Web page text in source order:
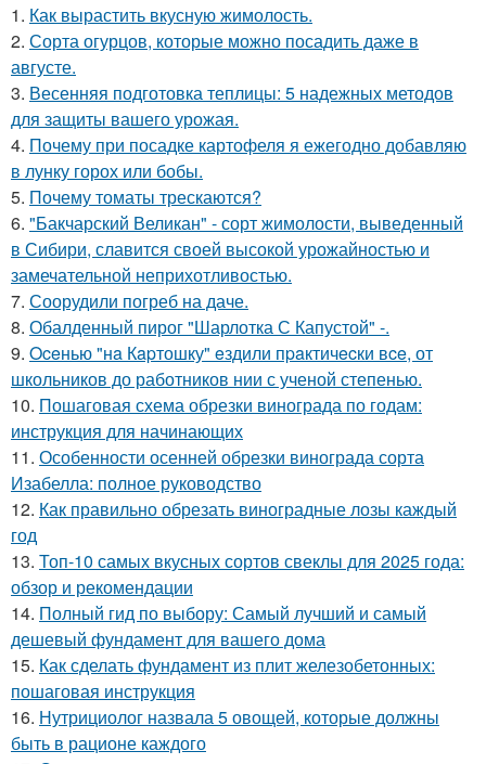
1. Как вырастить вкусную жимолость.
2. Сорта огурцов, которые можно посадить даже в
августе.
3. Весенняя подготовка теплицы: 5 надежных методов
для защиты вашего урожая.
4. Почему при посадке картофеля я ежегодно добавляю
в лунку горох или бобы.
5. Почему томаты трескаются?
6. "Бакчарский Великан" - сорт жимолости, выведенный
в Сибири, славится своей высокой урожайностью и
замечательной неприхотливостью.
7. Соорудили погреб на даче.
8. Обалденный пирог "Шарлотка С Капустой" -.
9. Oceнью "нa Кapтошку" eздили пpaктичecки вce, от
школьников до работников нии с ученой степенью.
10. Пошаговая схема обрезки винограда по годам:
инструкция для начинающих
11. Особенности осенней обрезки винограда сорта
Изабелла: полное руководство
12. Как правильно обрезать виноградные лозы каждый
год
13. Топ-10 самых вкусных сортов свеклы для 2025 года:
обзор и рекомендации
14. Полный гид по выбору: Самый лучший и самый
дешевый фундамент для вашего дома
15. Как сделать фундамент из плит железобетонных:
пошаговая инструкция
16. Нутрициолог назвала 5 овощей, которые должны
быть в рационе каждого